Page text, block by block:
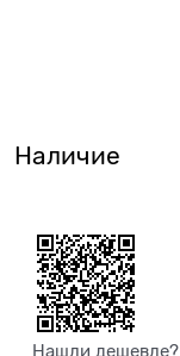
Наличие
Нашли дешевле?